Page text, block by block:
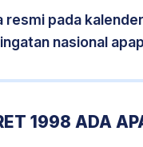
resmi pada
nasional
1998 ADA